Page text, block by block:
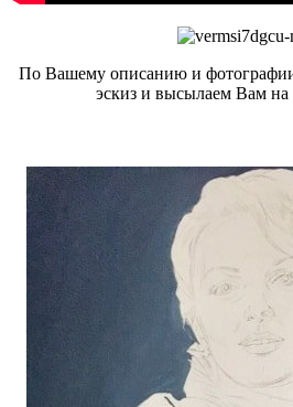
По Вашему описанию и
эскиз и высылаем Вам на